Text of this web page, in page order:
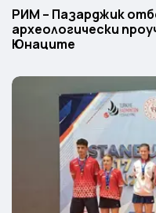
РИМ – Пазарджик
археологически
Юнаците